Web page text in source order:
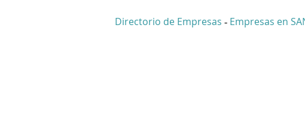
Directorio de Empresas - Empresas en